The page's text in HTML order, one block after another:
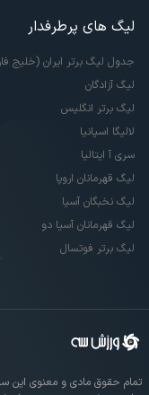
لیگ های پرطرفدار
جدول لیگ برتر ایران (خلیج
لیگ آزادگان
لیگ برتر انگلیس
لالیگا اسپانیا
سری آ ایتالیا
لیگ قهرمانان اروپا
لیگ نخبگان آسیا
لیگ قهرمانان آسیا دو
لیگ برتر فوتسال
تمام حقوق مادی و معنوی این